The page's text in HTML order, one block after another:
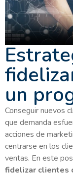
un
Conseguir nuevos
que demanda
acciones de
centrarse en los
ventas. En este
fidelizar clientes